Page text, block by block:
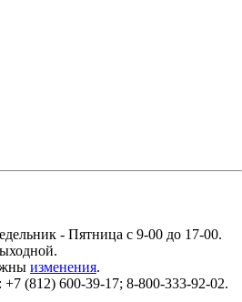
- Пятница с 9-00 до 17-00.
изменения.
(812) 600-39-17; 8-800-333-92-02.